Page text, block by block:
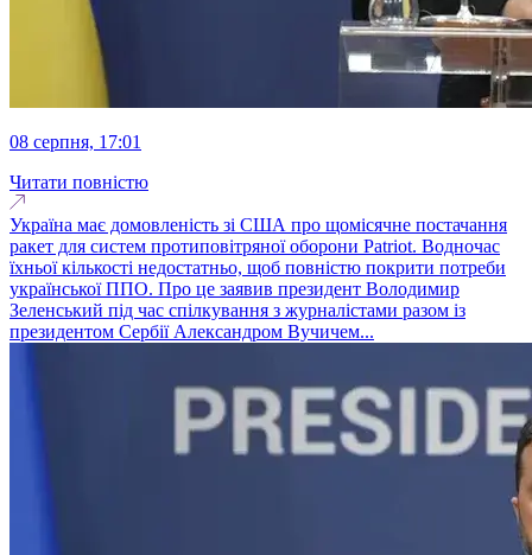
08 серпня, 17:01
Читати повністю
Україна має домовленість зі США про щомісячне постачання
ракет для систем протиповітряної оборони Patriot. Водночас
їхньої кількості недостатньо, щоб повністю покрити потреби
української ППО. Про це заявив президент Володимир
Зеленський під час спілкування з журналістами разом із
президентом Сербії Александром Вучичем...